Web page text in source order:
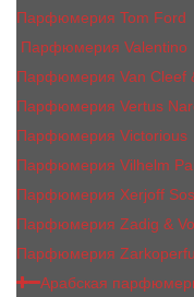
Парфюмерия Tom Ford
Парфюмерия Valentino
Парфюмерия Van Cleef
Парфюмерия Vertus
Парфюмерия Victorious
Парфюмерия Vilhelm
Парфюмерия Xerjoff
Парфюмерия Zadig &
Парфюмерия
Арабская